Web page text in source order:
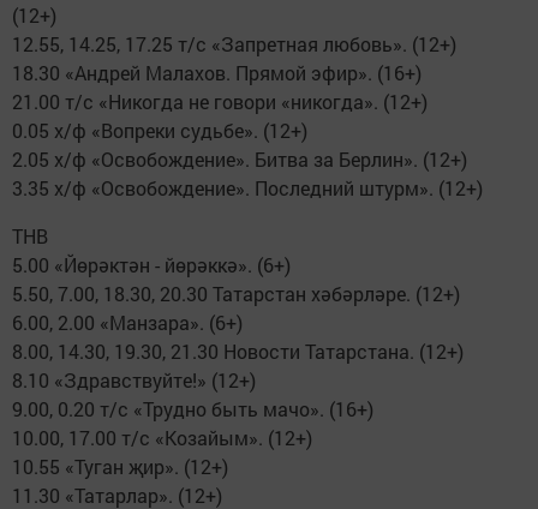
(12+)
12.55, 14.25, 17.25 т/с «Запретная любовь». (12+)
18.30 «Андрей Малахов. Прямой эфир». (16+)
21.00 т/с «Никогда не говори «никогда». (12+)
0.05 х/ф «Вопреки судьбе». (12+)
2.05 х/ф «Освобождение». Битва за Берлин». (12+)
3.35 х/ф «Освобождение». Последний штурм». (12+)
ТНВ
5.00 «Йөрәктән - йөрәккә». (6+)
5.50, 7.00, 18.30, 20.30 Татарстан хәбәрләре. (12+)
6.00, 2.00 «Манзара». (6+)
8.00, 14.30, 19.30, 21.30 Новости Татарстана. (12+)
8.10 «Здравствуйте!» (12+)
9.00, 0.20 т/с «Трудно быть мачо». (16+)
10.00, 17.00 т/с «Козайым». (12+)
10.55 «Туган җир». (12+)
11.30 «Татарлар». (12+)